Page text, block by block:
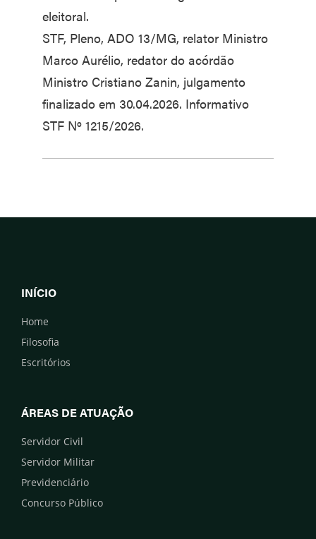
eleitoral.
STF, Pleno, ADO 13/MG, relator Ministro
Marco Aurélio, redator do acórdão
Ministro Cristiano Zanin, julgamento
finalizado em 30.04.2026. Informativo
STF Nº 1215/2026.
INÍCIO
Home
Filosofia
Escritórios
ÁREAS DE ATUAÇÃO
Servidor Civil
Servidor Militar
Previdenciário
Concurso Público